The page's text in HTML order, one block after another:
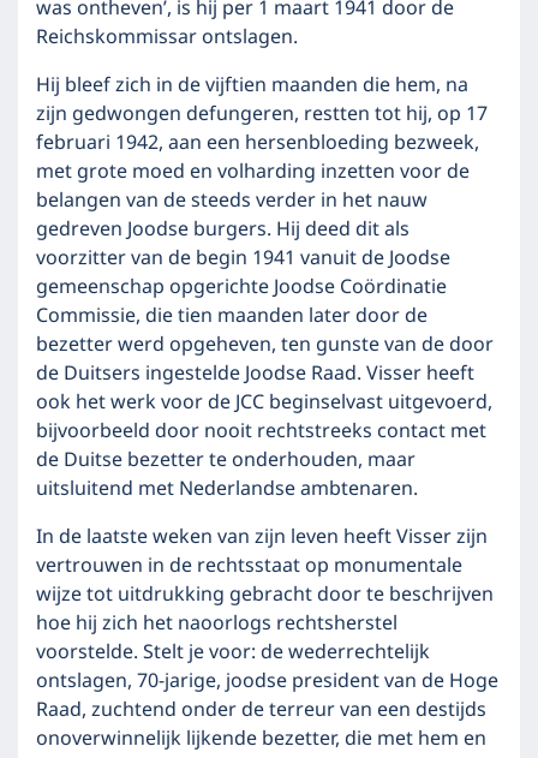
was ontheven’, is hij per 1 maart 1941 door de
Reichskommissar ontslagen.
Hij bleef zich in de vijftien maanden die hem, na
zijn gedwongen defungeren, restten tot hij, op 17
februari 1942, aan een hersenbloeding bezweek,
met grote moed en volharding inzetten voor de
belangen van de steeds verder in het nauw
gedreven Joodse burgers. Hij deed dit als
voorzitter van de begin 1941 vanuit de Joodse
gemeenschap opgerichte Joodse Coördinatie
Commissie, die tien maanden later door de
bezetter werd opgeheven, ten gunste van de door
de Duitsers ingestelde Joodse Raad. Visser heeft
ook het werk voor de JCC beginselvast uitgevoerd,
bijvoorbeeld door nooit rechtstreeks contact met
de Duitse bezetter te onderhouden, maar
uitsluitend met Nederlandse ambtenaren.
In de laatste weken van zijn leven heeft Visser zijn
vertrouwen in de rechtsstaat op monumentale
wijze tot uitdrukking gebracht door te beschrijven
hoe hij zich het naoorlogs rechtsherstel
voorstelde. Stelt je voor: de wederrechtelijk
ontslagen, 70-jarige, joodse president van de Hoge
Raad, zuchtend onder de terreur van een destijds
onoverwinnelijk lijkende bezetter, die met hem en